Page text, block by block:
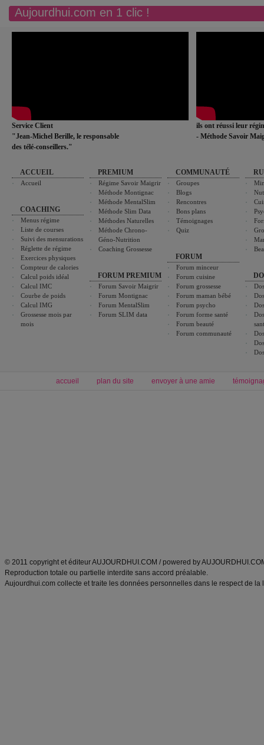
Aujourdhui.com en 1 clic !
Service Client
"Jean-Michel Berille, le responsable
des télé-conseillers."
ils ont réussi leur
- Méthode Savoir
ACCUEIL
Accueil
COACHING
Menus régime
Liste de courses
Suivi des mensurations
Réglette de régime
Exercices physiques
Compteur de calories
Calcul poids idéal
Calcul IMC
Courbe de poids
Calcul IMG
Grossesse mois par
mois
PREMIUM
Régime Savoir Maigrir
Méthode Montignac
Méthode MentalSlim
Méthode Slim Data
Méthodes Naturelles
Méthode Chrono-
Géno-Nutrition
Coaching Grossesse
FORUM PREMIUM
Forum Savoir Maigrir
Forum Montignac
Forum MentalSlim
Forum SLIM data
COMMUNAUTÉ
Groupes
Blogs
Rencontres
Bons plans
Témoignages
Quiz
FORUM
Forum minceur
Forum cuisine
Forum grossesse
Forum maman bébé
Forum psycho
Forum forme santé
Forum beauté
Forum communauté
accueil plan du site envoyer à une amie
© 2011 copyright et éditeur AUJOURDHUI.COM / powered by
Reproduction totale ou partielle interdite sans accord préalable.
Aujourdhui.com collecte et traite les données personnelles dans le respect de